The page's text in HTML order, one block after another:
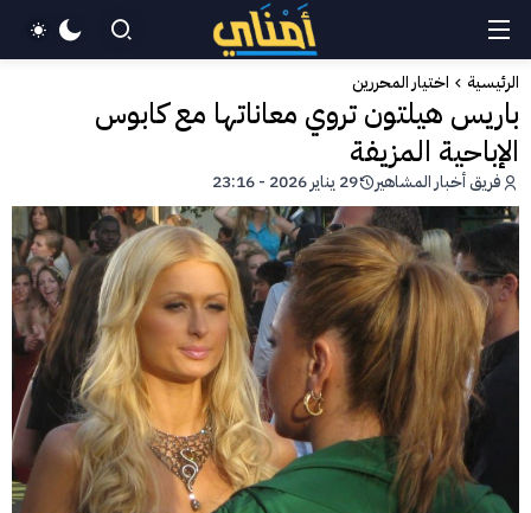
الرئيسية اختيار المحررين
باريس هيلتون تروي معاناتها مع كابوس
الإباحية المزيفة
فريق أخبار المشاهير 29 يناير 2026 - 23:16